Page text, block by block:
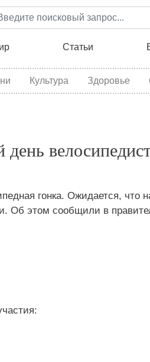
Перейти
к
содержанию
Статьи
Культура Здоровье
гонка. Ожидается, что
Об этом сообщили в